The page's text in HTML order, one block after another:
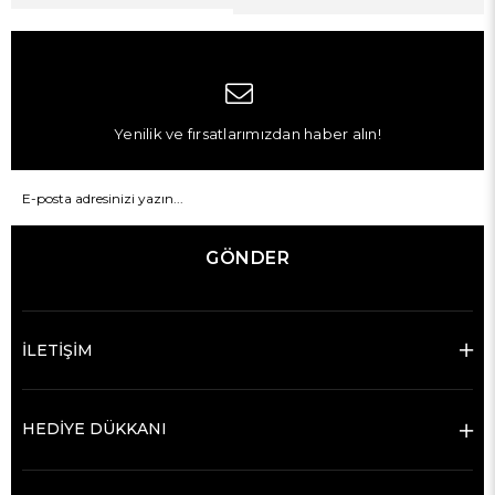
Yenilik ve fırsatlarımızdan haber alın!
GÖNDER
İLETİŞİM
HEDİYE DÜKKANI